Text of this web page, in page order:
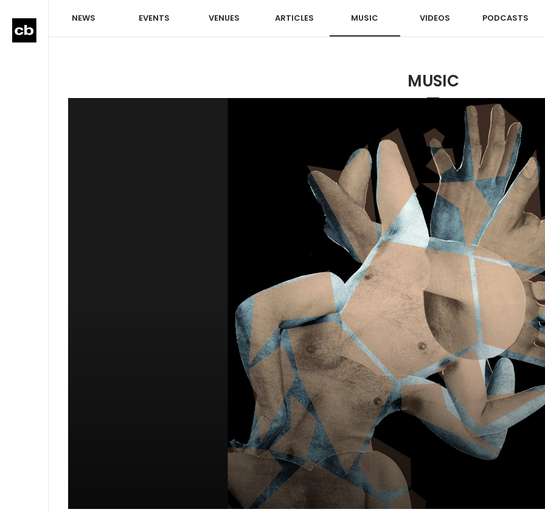
NEWS EVENTS VENUES ARTICLES MUSIC VIDEOS PODCASTS
MUSIC